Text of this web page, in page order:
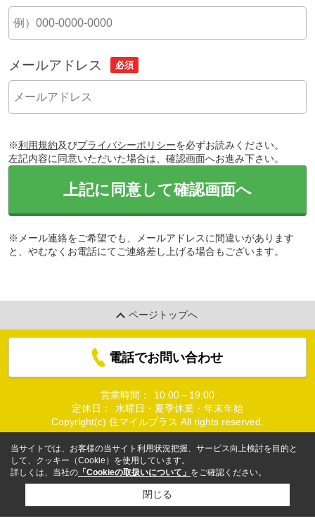
メールアドレス 必須
※利用規約及びプライバシーポリシーを必ずお読みください。
左記内容に同意いただいた場合は、確認画面へお進み下さい。
上記に同意して確認画面へ
※メール連絡をご希望でも、メールアドレスに間違いがあります
と、やむなくお電話にてご連絡差し上げる場合もございます。
ページトップへ
電話でお問い合わせ
営業時間：
10:00～19:00
定休日：
水曜日・夏季休業・年末年始
Copyright(c) 住マイルプラス All rights reserved.
当サイトでは、お客様の当サイト利用状況把握、サービス向上検討を目的と
して、クッキー（Cookie）を使用しています。
詳しくは、当社の 「Cookieの取扱いについて」 をご確認ください。
閉じる